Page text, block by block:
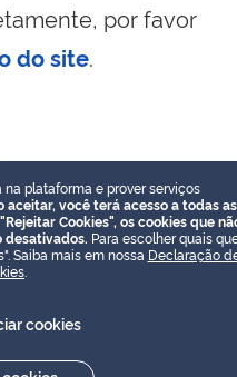
por favor
do site.
plataforma e prover serviços
aceitar, você terá acesso a todas as
Cookies", os cookies que
desativados. Para escolher quais
Saiba mais em nossa Declaração
cookies